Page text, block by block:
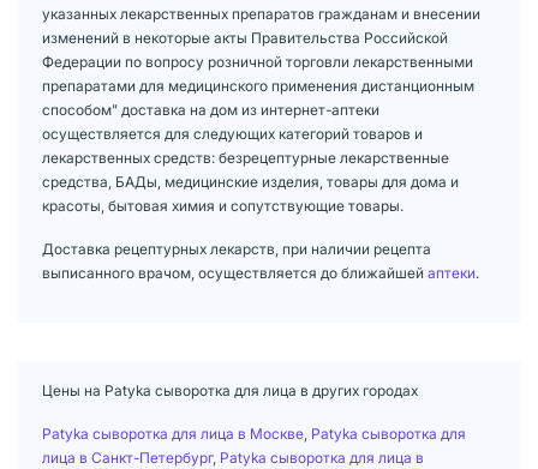
указанных лекарственных препаратов гражданам и внесении
изменений в некоторые акты Правительства Российской
Федерации по вопросу розничной торговли лекарственными
препаратами для медицинского применения дистанционным
способом" доставка на дом из интернет-аптеки
осуществляется для следующих категорий товаров и
лекарственных средств: безрецептурные лекарственные
средства, БАДы, медицинские изделия, товары для дома и
красоты, бытовая химия и сопутствующие товары.
Доставка рецептурных лекарств, при наличии рецепта
выписанного врачом, осуществляется до ближайшей аптеки.
Цены на Patyka сыворотка для лица в других городах
Patyka сыворотка для лица в Москве Patyka сыворотка для
лица в Санкт-Петербург, Patyka сыворотка для лица в